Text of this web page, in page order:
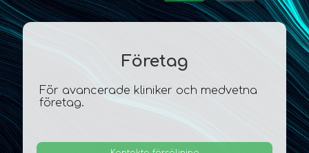
Företag
För avancerade kliniker och medvetna
företag.